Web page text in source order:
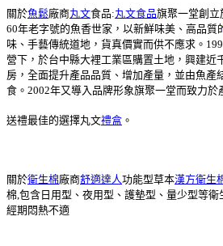
關於魚鬆廠商丸文食品:丸文食品旗聚一堂創立
60年老字號的魚香世家，以新鮮味美、高品質
味、手藝傳統道地，貨真價實而供不應求。
營下，於台中縣大裡工業區購置土地，興建近
房，全面提升產品品質、增加產量，並由魚產
食。2002年又導入品牌形象旗聚一堂而致力於
送禮最佳的選擇丸文禮盒 。
關於衛生棉廠商舒適達人功能型草本漢方衛生
棉,包含日用型、夜用型、護墊型、量少型等
經期悶熱不適